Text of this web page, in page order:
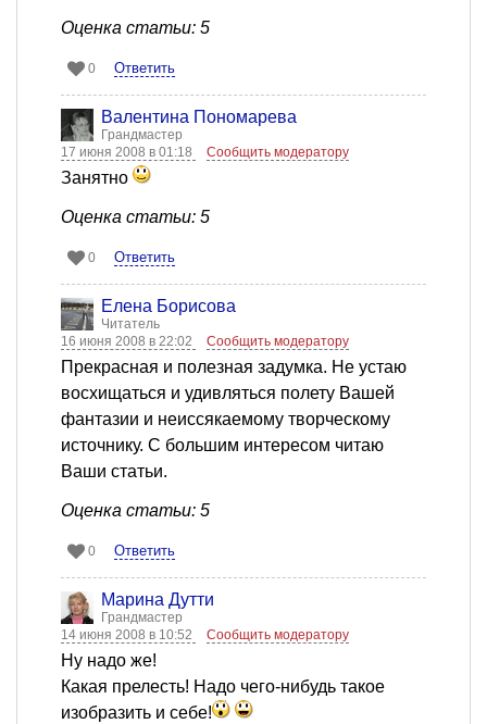
Оценка статьи: 5
0 Ответить
Валентина Пономарева
Грандмастер
17 июня 2008 в 01:18
Сообщить модератору
Занятно
Оценка статьи: 5
0 Ответить
Елена Борисова
Читатель
16 июня 2008 в 22:02
Сообщить модератору
Прекрасная и полезная задумка. Не устаю
восхищаться и удивляться полету Вашей
фантазии и неиссякаемому творческому
источнику. С большим интересом читаю
Ваши статьи.
Оценка статьи: 5
0 Ответить
Марина Дутти
Грандмастер
14 июня 2008 в 10:52
Сообщить модератору
Ну надо же!
Какая прелесть! Надо чего-нибудь такое
изобразить и себе!